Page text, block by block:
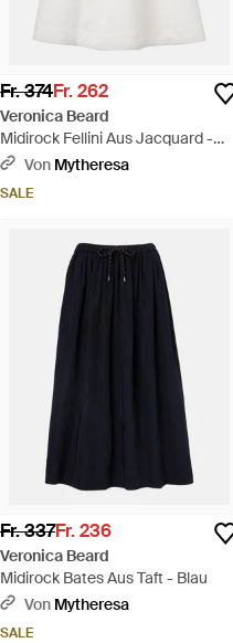
Fr. 374Fr. 262
Veronica Beard
Midirock Fellini Aus Jacquard -
WeißVon Mytheresa
SALE
Fr. 337Fr. 236
Veronica Beard
Midirock Bates Aus Taft - Blau
Von Mytheresa
SALE